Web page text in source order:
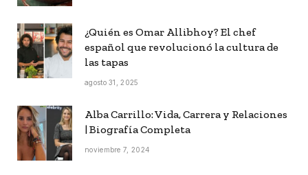
¿Quién es Omar Allibhoy? El chef
español que revolucionó la cultura de
las tapas
agosto 31, 2025
Alba Carrillo: Vida, Carrera y Relaciones
| Biografía Completa
noviembre 7, 2024